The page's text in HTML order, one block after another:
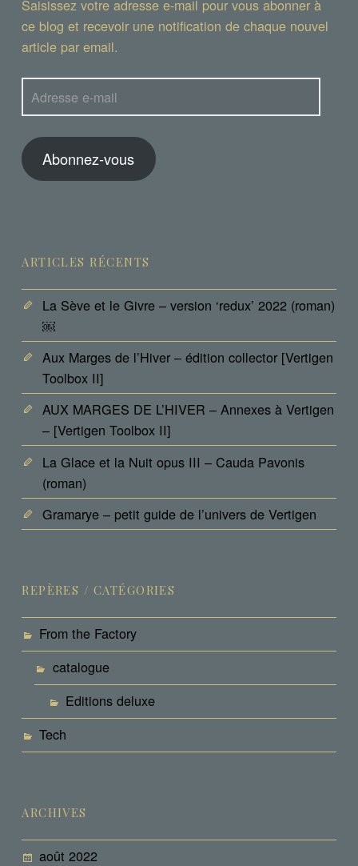
Saisissez votre adresse e-mail pour vous abonner à
ce blog et recevoir une notification de chaque nouvel
article par email.
e-
Abonnez-vous
ARTICLES RÉCENTS
La Sève et le Givre – version ‘redux’ 2022 (roman)
￼
Aux Marges de l’Hiver – édition collector [Vertigen
Toolbox II]
AUX MARGES DE L’HIVER – Annexes à Vertigen
– [Vertigen Toolbox II]
La Glace et la Nuit opus III – Cauda Pavonis
(roman)
Gramarye – petit guide de l’univers de Vertigen
REPÈRES / CATÉGORIES
From the Factory
catalogue
Editions deluxe
Tech
ARCHIVES
août 2022